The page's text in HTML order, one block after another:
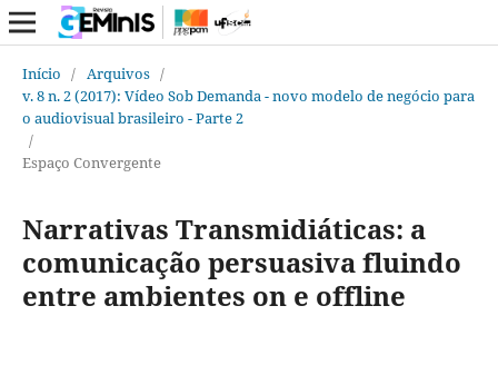
Início / Arquivos /
v. 8 n. 2 (2017): Vídeo Sob Demanda - novo modelo de negócio para
o audiovisual brasileiro - Parte 2
/
Espaço Convergente
Narrativas Transmidiáticas: a
comunicação persuasiva fluindo
entre ambientes on e offline